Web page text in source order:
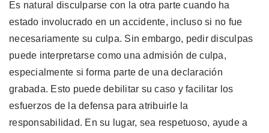
Es natural disculparse con la otra parte cuando ha
estado involucrado en un accidente, incluso si no fue
necesariamente su culpa. Sin embargo, pedir disculpas
puede interpretarse como una admisión de culpa,
especialmente si forma parte de una declaración
grabada. Esto puede debilitar su caso y facilitar los
esfuerzos de la defensa para atribuirle la
responsabilidad. En su lugar, sea respetuoso, ayude a